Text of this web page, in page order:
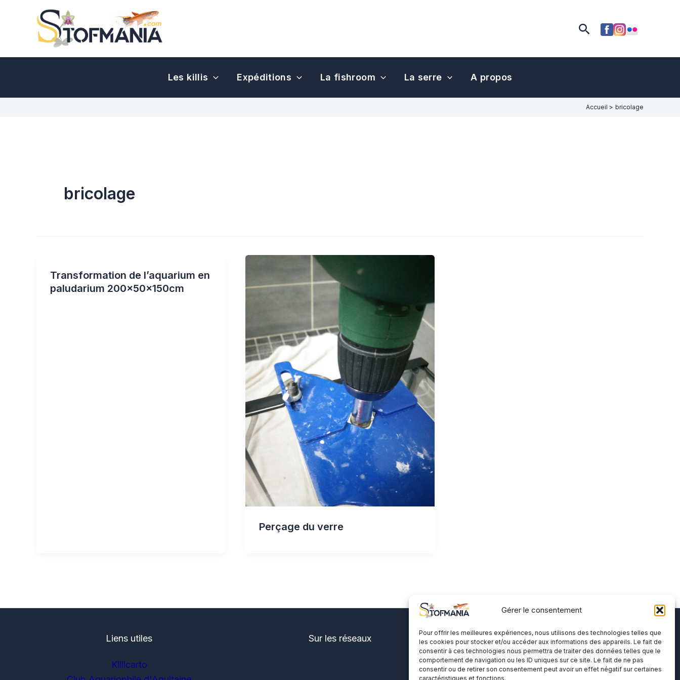
Gérer le consentement
Pour offrir les meilleures expériences, nous utilisons des technologies telles que
les cookies pour stocker et/ou accéder aux informations des appareils. Le fait de
consentir à ces technologies nous permettra de traiter des données telles que le
comportement de navigation ou les ID uniques sur ce site. Le fait de ne pas
consentir ou de retirer son consentement peut avoir un effet négatif sur certaines
caractéristiques et fonctions.
Rechercher
Les killis Expéditions La fishroom La serre A propos
Accueil bricolage
bricolage
Transformation de l’aquarium en
paludarium 200x50x150cm
Perçage du verre
Liens utiles
Killicarto
Sur les réseaux A propos
Me contacter